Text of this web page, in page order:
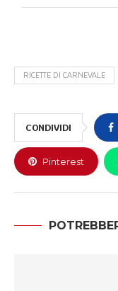
RICETTE DI CARNEVALE
CONDIVIDI
Pinterest